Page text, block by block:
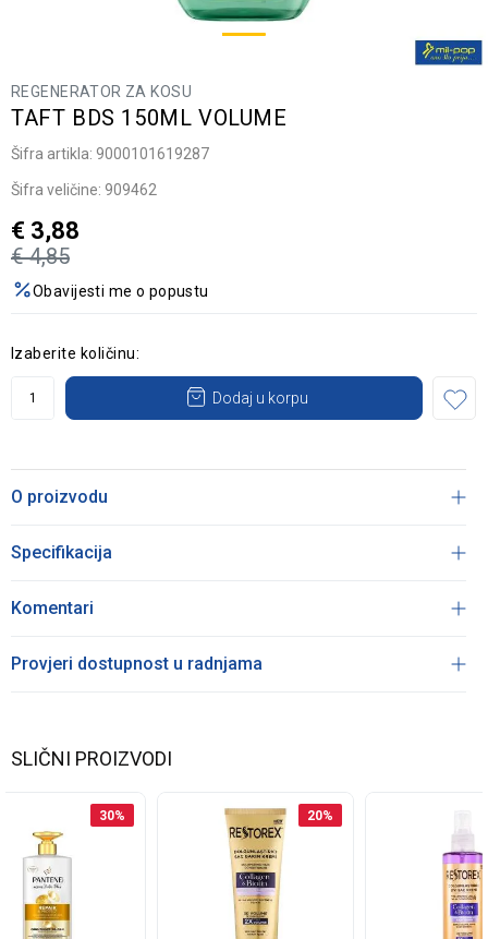
REGENERATOR ZA KOSU
TAFT BDS 150ML VOLUME
Šifra artikla: 9000101619287
Šifra veličine: 909462
€ 4,85
€ 3,88
Obavijesti me o popustu
Izaberite količinu:
Dodaj u korpu
O proizvodu
Specifikacija
Komentari
Provjeri dostupnost u radnjama
SLIČNI PROIZVODI
30% 20%